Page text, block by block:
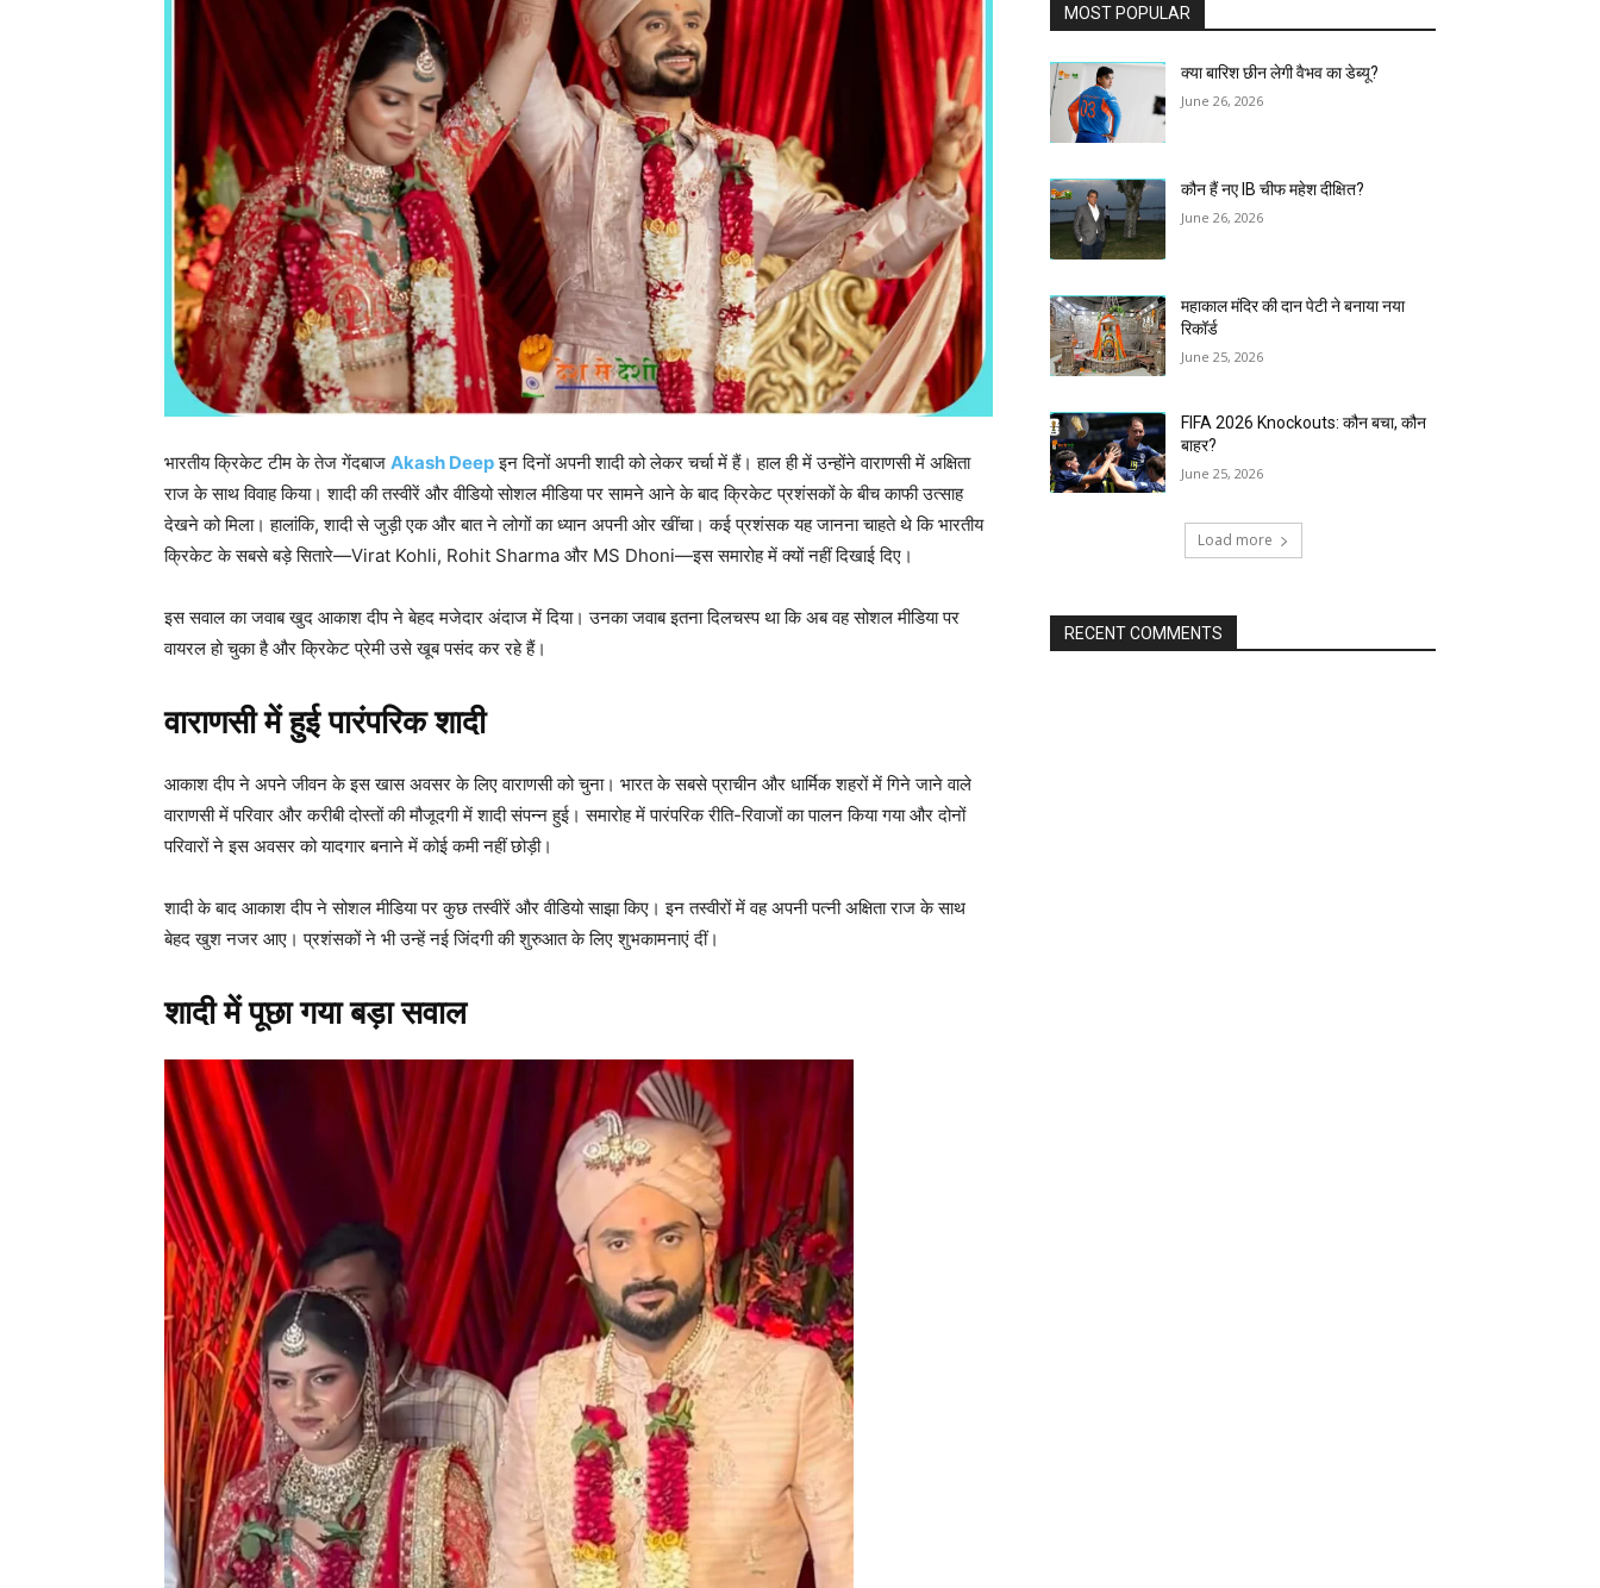
भारतीय क्रिकेट टीम के तेज गेंदबाज Akash Deepइन दिनों अपनी शादी को लेकर चर्चा में हैं। हाल ही में उन्होंने वाराणसी में अक्षिता
राज के साथ विवाह किया। शादी की तस्वीरें और वीडियो सोशल मीडिया पर सामने आने के बाद क्रिकेट प्रशंसकों के बीच काफी उत्साह
देखने को मिला। हालांकि, शादी से जुड़ी एक और बात ने लोगों का ध्यान अपनी ओर खींचा। कई प्रशंसक यह जानना चाहते थे कि भारतीय
क्रिकेट के सबसे बड़े सितारे—Virat Kohli, Rohit Sharma और MS Dhoni—इस समारोह में क्यों नहीं दिखाई दिए।
इस सवाल का जवाब खुद आकाश दीप ने बेहद मजेदार अंदाज में दिया। उनका जवाब इतना दिलचस्प था कि अब वह सोशल मीडिया पर
वायरल हो चुका है और क्रिकेट प्रेमी उसे खूब पसंद कर रहे हैं।
वाराणसी में हुई पारंपरिक शादी
आकाश दीप ने अपने जीवन के इस खास अवसर के लिए वाराणसी को चुना। भारत के सबसे प्राचीन और धार्मिक शहरों में गिने जाने वाले
वाराणसी में परिवार और करीबी दोस्तों की मौजूदगी में शादी संपन्न हुई। समारोह में पारंपरिक रीति-रिवाजों का पालन किया गया और दोनों
परिवारों ने इस अवसर को यादगार बनाने में कोई कमी नहीं छोड़ी।
शादी के बाद आकाश दीप ने सोशल मीडिया पर कुछ तस्वीरें और वीडियो साझा किए। इन तस्वीरों में वह अपनी पत्नी अक्षिता राज के साथ
बेहद खुश नजर आए। प्रशंसकों ने भी उन्हें नई जिंदगी की शुरुआत के लिए शुभकामनाएं दीं।
शादी में पूछा गया बड़ा सवाल
MOST POPULAR
क्या बारिश छीन लेगी वैभव का डेब्यू?
June 26, 2026
कौन हैं नए IB चीफ महेश दीक्षित?
June 26, 2026
महाकाल मंदिर की दान पेटी ने बनाया नया
रिकॉर्ड
June 25, 2026
FIFA 2026 Knockouts: कौन बचा, कौन
बाहर?
June 25, 2026
Load more
RECENT COMMENTS